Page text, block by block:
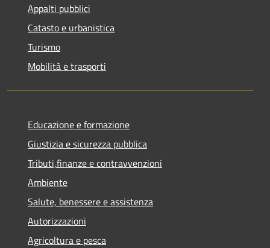
Appalti pubblici
Catasto e urbanistica
Turismo
Mobilità e trasporti
Educazione e formazione
Giustizia e sicurezza pubblica
Tributi,finanze e contravvenzioni
Ambiente
Salute, benessere e assistenza
Autorizzazioni
Agricoltura e pesca